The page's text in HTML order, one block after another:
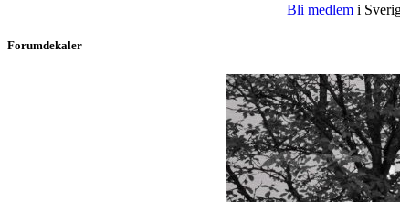
Bli medlem i
Forumdekaler